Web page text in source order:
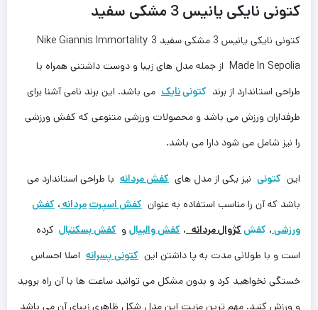
کتونی نایکی یانیس 3 مشکی سفید
کتونی نایکی یانیس 3 مشکی سفید Nike Giannis Immortality 3
Made In Sepolia از جمله مدل های زیبا و دوست داشتنی همراه با
طراحی استاندارد از برند کتونینایک می باشد. این برند نامی آشنا برای
طرفداران ورزش می باشد و محصولات ورزشی متنوعی که کفش ورزشی
را نیز شامل می شود دارا می باشد.
این کتونی نیز یکی از مدل های کفش مردانه با طراحی استاندارد می
باشد که آن را مناسب استفاده به عنوان کفش اسپرتمردانه، کفش
ورزشی، کفش کژوال مردانه ، کفش والیبال و کفش بسکتبال کرده
است و با طولانی مدت به پا داشتن این کتونی پسرانه اصلا احساس
خستگی نخواهید کرد و بدون مشکل می توانید ساعت ها با آن راه بروید
و ورزش کنید. مهم ترین مزیت این مدل شکل ظاهری زیبای آن می باشد